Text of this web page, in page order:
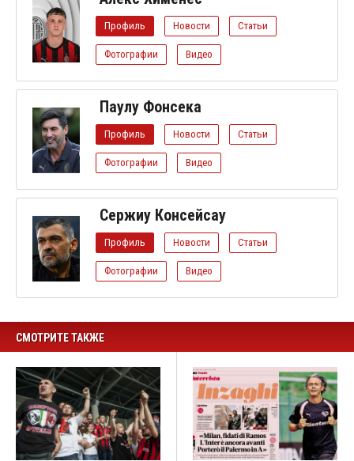
Профиль Новости Статьи
Фотографии Видео
Паулу Фонсека
Профиль Новости Статьи
Фотографии Видео
Сержиу Консейсау
Профиль Новости Статьи
Фотографии Видео
СМОТРИТЕ ТАКЖЕ